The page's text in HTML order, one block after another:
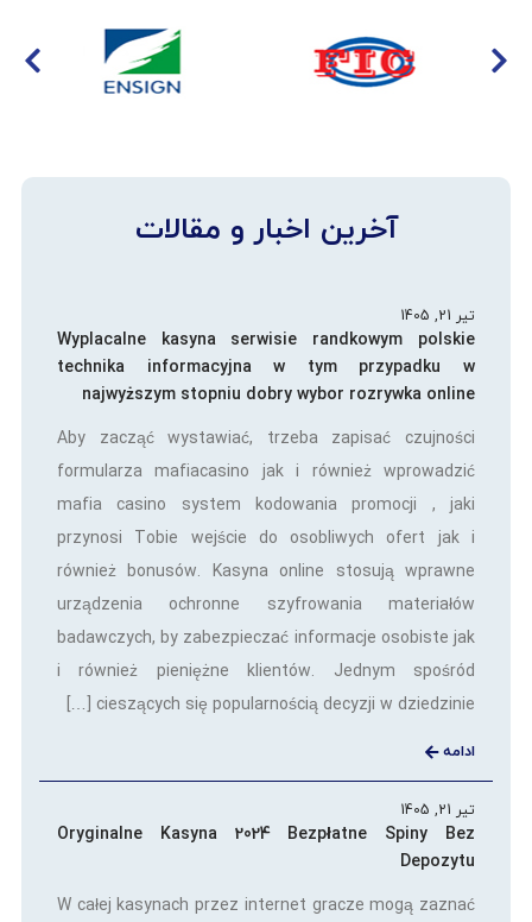
آخرین اخبار و مقالات
تیر 21, 1405
Wyplacalne kasyna serwisie randkowym polskie
technika informacyjna w tym przypadku w
najwyższym stopniu dobry wybor rozrywka online
Aby zacząć wystawiać, trzeba zapisać czujności
formularza mafiacasino jak i również wprowadzić
mafia casino system kodowania promocji , jaki
przynosi Tobie wejście do osobliwych ofert jak i
również bonusów. Kasyna online stosują wprawne
urządzenia ochronne szyfrowania materiałów
badawczych, by zabezpieczać informacje osobiste jak
i również pieniężne klientów. Jednym spośród
cieszących się popularnością decyzji w dziedzinie […]
ادامه
تیر 21, 1405
Oryginalne Kasyna 2024 Bezpłatne Spiny Bez
Depozytu
W całej kasynach przez internet gracze mogą zaznać